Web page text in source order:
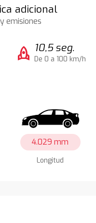
adicional
emisiones
rocket 10,5 seg.
De 0 a 100 km/h
4.029 mm
Longitud